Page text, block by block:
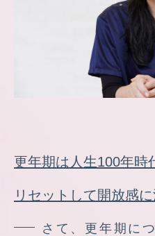
更年期は人生100年時
リセットして開放感
さて、更年期に